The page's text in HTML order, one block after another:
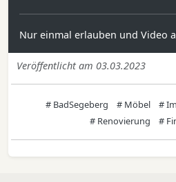
Nur einmal erlauben und Video
Veröffentlicht am 03.03.2023
# BadSegeberg # Möbel #
# Renovierung
#